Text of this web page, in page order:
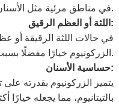
في مناطق مرئية مثل الأسنان الأمامية.
اللثة أو العظم الرقيق:
في حالات اللثة الرقيقة أو
الزركونيوم خيارًا مفضلًا بسبب ملاءمتها لهذه الظروف.
حساسية الأسنان:
يتميز الزركونيوم بقدرته
بالتيتانيوم، مما يجعله